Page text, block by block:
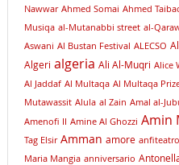
Nawwar Ahmed Somai Ahmed
Musiqa al-Mutanabbi street al-
Aswani Al Bustan Festival ALECSO
Algeri algeria Ali Al-Muqri Alice
Al Jaddaf Al Multaqa Al Multaqa
Mutawassit Alula al Zain Amal al-
Amenofi II Amine Al Ghozzi Amin
Tag Elsir Amman amore anfiteatro
Maria Mangia anniversario